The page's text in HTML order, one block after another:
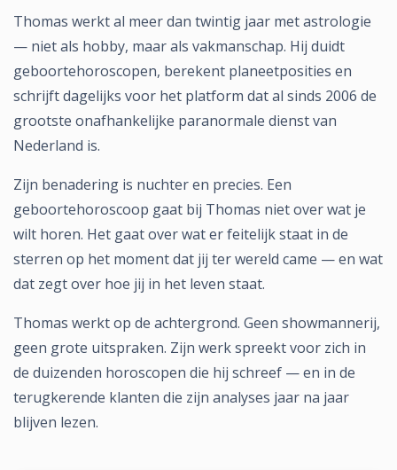
Thomas werkt al meer dan twintig jaar met astrologie
— niet als hobby, maar als vakmanschap. Hij duidt
geboortehoroscopen, berekent planeetposities en
schrijft dagelijks voor het platform dat al sinds 2006 de
grootste onafhankelijke paranormale dienst van
Nederland is.
Zijn benadering is nuchter en precies. Een
geboortehoroscoop gaat bij Thomas niet over wat je
wilt horen. Het gaat over wat er feitelijk staat in de
sterren op het moment dat jij ter wereld came — en wat
dat zegt over hoe jij in het leven staat.
Thomas werkt op de achtergrond. Geen showmannerij,
geen grote uitspraken. Zijn werk spreekt voor zich in
de duizenden horoscopen die hij schreef — en in de
terugkerende klanten die zijn analyses jaar na jaar
blijven lezen.